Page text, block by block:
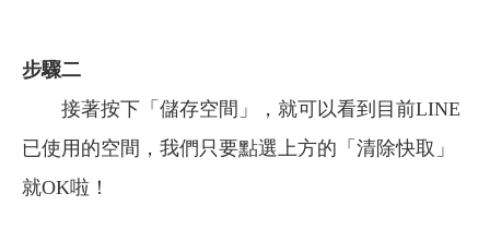
步驟二
接著按下「儲存空間」，就可以看到目前LINE
已使用的空間，我們只要點選上方的「清除快取」
就OK啦！